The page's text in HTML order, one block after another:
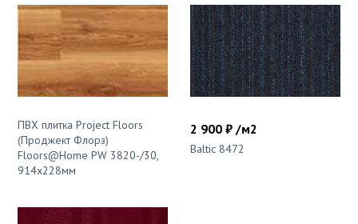
ПВХ плитка Project Floors
(Проджект Флорз)
Floors@Home PW 3820-/30,
914x228мм
2 900 ₽ /м2
Baltic 8472